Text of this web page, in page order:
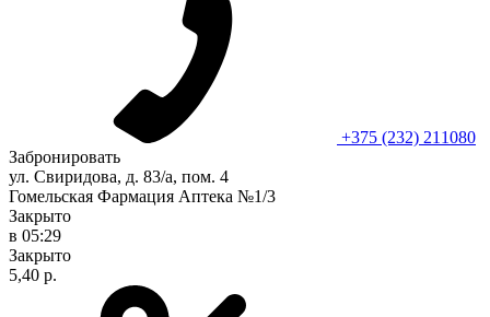
+375 (232) 211080
Забронировать
ул. Свиридова, д. 83/а, пом. 4
Гомельская Фармация Аптека №1/3
Закрыто
в 05:29
Закрыто
5,40 р.